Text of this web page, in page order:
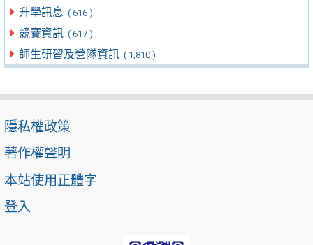
升學訊息 ( 616 )
競賽資訊 ( 617 )
師生研習及營隊資訊 ( 1,810 )
隱私權政策
著作權聲明
本站使用正體字
登入